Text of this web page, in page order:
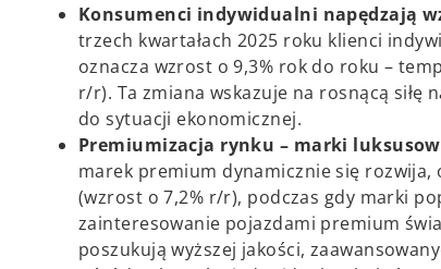
Konsumenci indywidualni napędzają
trzech kwartałach 2025 roku klienci
oznacza wzrost o 9,3% rok do roku –
r/r). Ta zmiana wskazuje na rosnącą
do sytuacji ekonomicznej.
Premiumizacja rynku – marki
marek premium dynamicznie się rozwija,
(wzrost o 7,2% r/r), podczas gdy marki
zainteresowanie pojazdami premium
poszukują wyższej jakości,